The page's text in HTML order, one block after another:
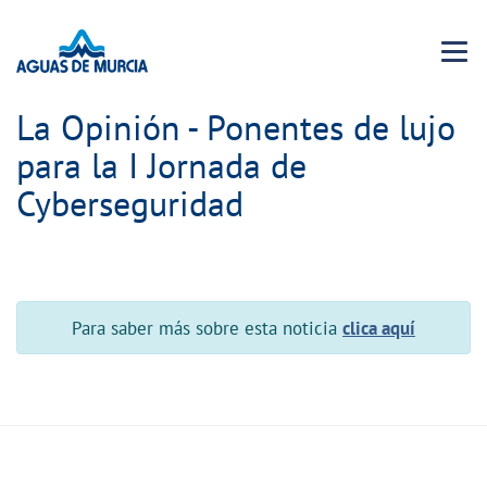
Menu
La Opinión - Ponentes de lujo
para la I Jornada de
Cyberseguridad
Para saber más sobre esta noticia clica aquí